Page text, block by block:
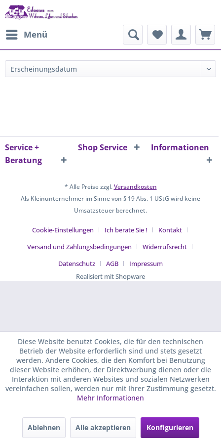
Menü
Service +
Beratung
Shop Service Informationen
* Alle Preise zzgl.Versandkosten
Als Kleinunternehmer im Sinne von § 19 Abs. 1 UStG wird keine
Umsatzsteuer berechnet.
Cookie-Einstellungen Ich berate Sie !
Kontakt
Versand und Zahlungsbedingungen
Widerrufsrecht
Datenschutz
AGB
Impressum
Realisiert mit Shopware
Diese Website benutzt Cookies, die für den technischen
Betrieb der Website erforderlich sind und stets gesetzt
werden. Andere Cookies, die den Komfort bei Benutzung
dieser Website erhöhen, der Direktwerbung dienen oder die
Interaktion mit anderen Websites und sozialen Netzwerken
vereinfachen sollen, werden nur mit Ihrer Zustimmung gesetzt.
Mehr Informationen
Ablehnen Alle akzeptieren Konfigurieren